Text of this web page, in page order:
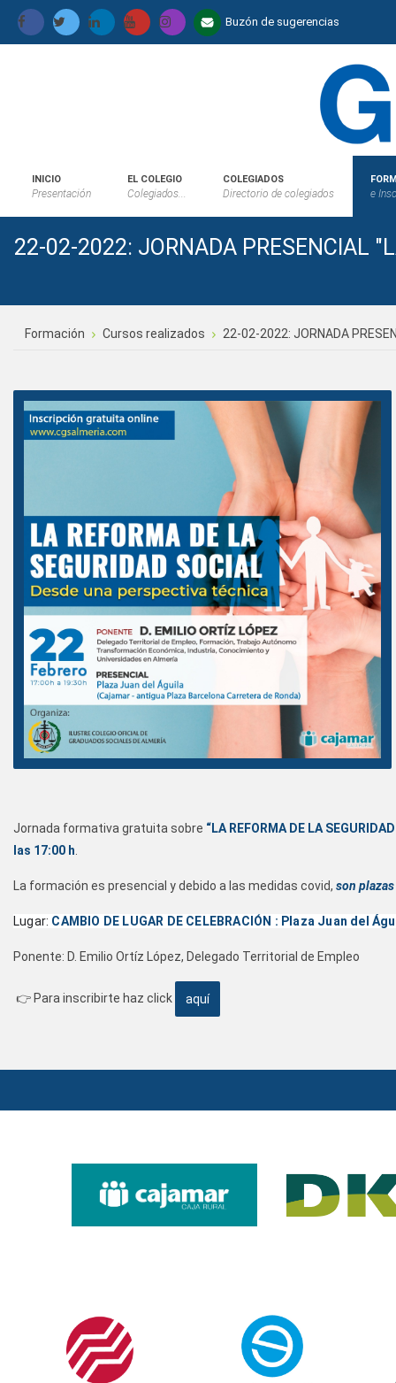
Buzón de sugerencias
INICIO
Presentación
EL COLEGIO
Colegiados...
COLEGIADOS
Directorio de colegiados e
Formación Cursos realizados 22-02-2022: JORNADA
22-02-2022: JORNADA PRESENCIAL
Jornada formativa gratuita sobre “LA REFORMA DE LA
las 17:00 h.
La formación es presencial y debido a las medidas covid, son
Lugar: CAMBIO DE LUGAR DE CELEBRACIÓN : Plaza Juan del
Ponente: D. Emilio Ortíz López, Delegado Territorial de Empleo
👉 Para inscribirte haz click aquí